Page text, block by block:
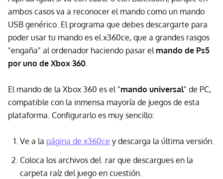
ambos casos va a reconocer el mando como un mando
USB genérico. El programa que debes descargarte para
poder usar tu mando es el x360ce, que a grandes rasgos
"engaña" al ordenador haciendo pasar el mando de Ps5
por uno de Xbox 360.
El mando de la Xbox 360 es el "mando universal" de PC,
compatible con la inmensa mayoría de juegos de esta
plataforma. Configurarlo es muy sencillo:
Ve a la página de x360ce y descarga la última versión.
Coloca los archivos del .rar que descargues en la
carpeta raíz del juego en cuestión.